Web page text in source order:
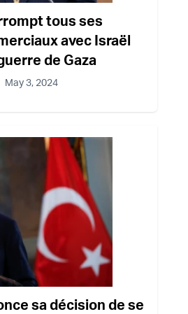
tous ses
avec Israël
de Gaza
May 3, 2024
sa décision de se